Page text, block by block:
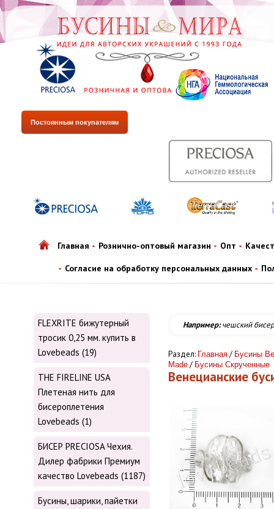
Постоянным покупателям
Главная Рознично-оптовый магазин Опт
Согласие на обработку персональных данных
FLEXRITE бижутерный
тросик 0,25 мм. купить в
Lovebeads (19)
THE FIRELINE USA
Плетеная нить для
бисероплетения
Lovebeads (1)
БИСЕР PRECIOSA Чехия.
Дилер фабрики Премиум
качество Lovebeads (1187)
Бусины, шарики, пайетки
Например:чешский бисер
Раздел: Главная / Бусины
Made / Бусины Скрученные
Венецианские